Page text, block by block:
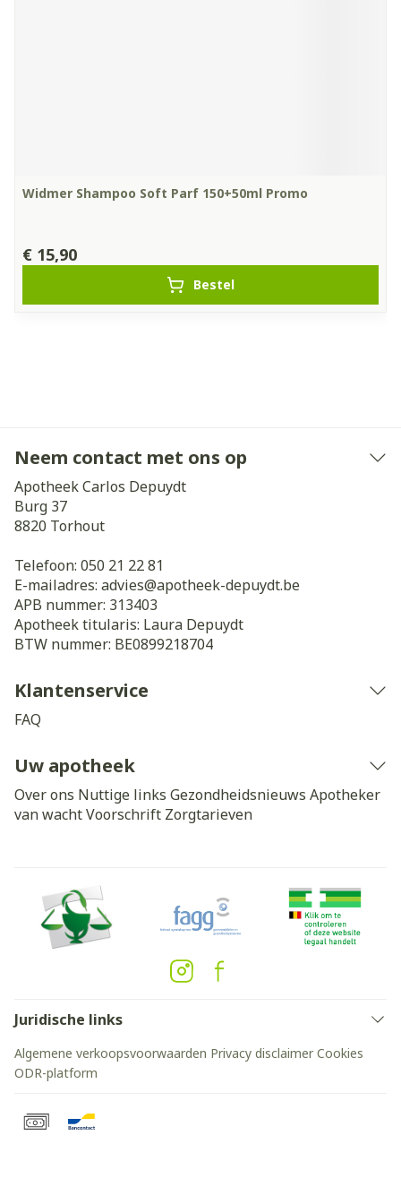
Widmer Shampoo Soft Parf 150+50ml Promo
€ 15,90
Bestel
Neem contact met ons op
Apotheek Carlos Depuydt
Burg 37
8820 Torhout
Telefoon: 050 21 22 81
E-mailadres: advies@apotheek-depuydt.be
APB nummer: 313403
Apotheek titularis: Laura Depuydt
BTW nummer: BE0899218704
Klantenservice
FAQ
Uw apotheek
Over ons Nuttige links Gezondheidsnieuws Apotheker
van wachtVoorschrift Zorgtarieven
Juridische links
Algemene verkoopsvoorwaarden Privacy disclaimer Cookies
ODR-platform